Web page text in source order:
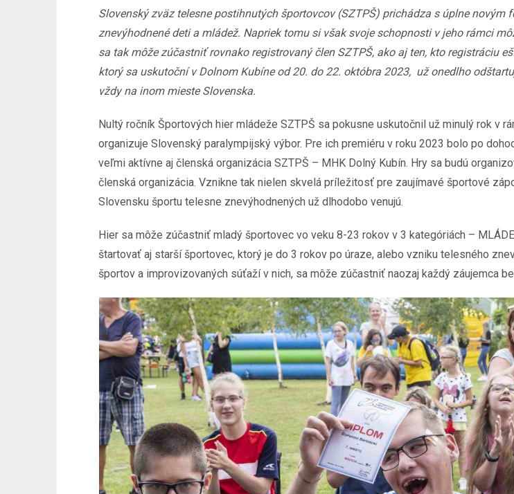
Slovenský zväz telesne postihnutých športovcov (SZTPŠ) prichádza s úplne novým
znevýhodnené deti a mládež. Napriek tomu si však svoje schopnosti v jeho rámci
sa tak môže zúčastniť rovnako registrovaný člen SZTPŠ, ako aj ten, kto registráciu
ktorý sa uskutoční v Dolnom Kubíne od 20. do 22. októbra 2023, už onedlho
vždy na inom mieste Slovenska.
Nultý ročník Športových hier mládeže SZTPŠ sa pokusne uskutočnil už minulý rok v
organizuje Slovenský paralympijský výbor. Pre ich premiéru v roku 2023 bolo po
veľmi aktívne aj členská organizácia SZTPŠ – MHK Dolný Kubín. Hry sa budú
členská organizácia. Vznikne tak nielen skvelá príležitosť pre zaujímavé športové
Slovensku športu telesne znevýhodnených už dlhodobo venujú.
Hier sa môže zúčastniť mladý športovec vo veku 8-23 rokov v 3 kategóriách –
štartovať aj starší športovec, ktorý je do 3 rokov po úraze, alebo vzniku telesného
športov a improvizovaných súťaží v nich, sa môže zúčastniť naozaj každý záujemca